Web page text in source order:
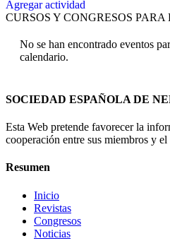
Agregar actividad
CURSOS Y CONGRESOS PARA
No se han encontrado eventos
calendario.
SOCIEDAD ESPAÑOLA DE
Esta Web pretende favorecer la
cooperación entre sus miembros y
Resumen
Inicio
Revistas
Congresos
Noticias